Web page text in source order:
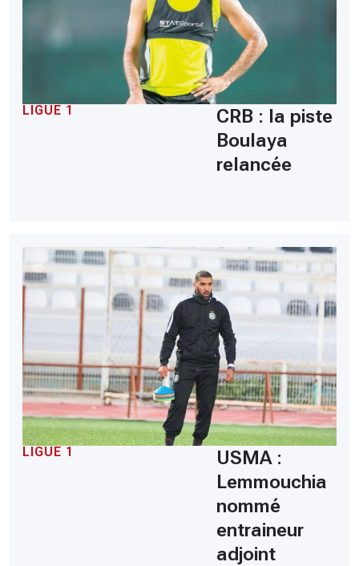
LIGUE 1
CRB : la piste
Boulaya
relancée
LIGUE 1
USMA :
Lemmouchia
nommé
entraineur
adjoint